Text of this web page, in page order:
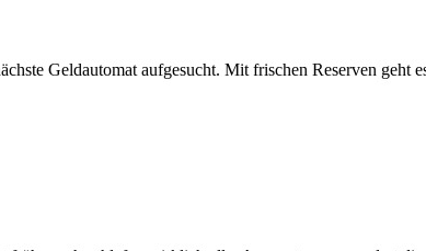
Geldautomat aufgesucht. Mit frischen Reserven geht